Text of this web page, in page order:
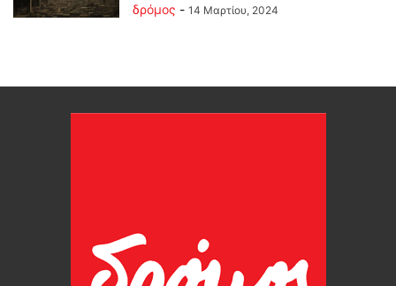
δρόμος - 14 Μαρτίου, 2024